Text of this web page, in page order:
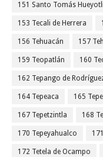
151 Santo Tomás
153 Tecali de Herrera
156 Tehuacán 157
159 Teopatlán 160
162 Tepango de
164 Tepeaca 165
167 Tepetzintla 168
170 Tepeyahualco
172 Tetela de Ocampo